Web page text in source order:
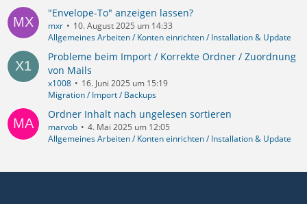
"Envelope-To" anzeigen lassen?
mxr
10. August 2025 um 14:33
Allgemeines Arbeiten / Konten einrichten / Installation & Update
Probleme beim Import / Korrekte Ordner / Zuordnung
von Mails
x1008
16. Juni 2025 um 15:19
Migration / Import / Backups
Ordner Inhalt nach ungelesen sortieren
marvob
4. Mai 2025 um 12:05
Allgemeines Arbeiten / Konten einrichten / Installation & Update